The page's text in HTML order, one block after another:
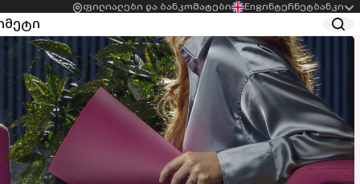
ფილიალები და ბანკომატები Engინტერნეტბანკი
სესხი
სესხი
აგრო სესხები
სასათბურე მეურნეობის
მხარდამჭერი სესხი
სესხები
აგროსაქმიანობისთვის
შეღავათიანი
აგროკრედიტი
მეტი